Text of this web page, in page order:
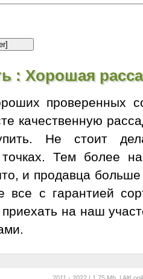
: Хорошая
проверенных
качественную
Не стоит
точках. Тем более
и продавца
все с гарантией
на наш